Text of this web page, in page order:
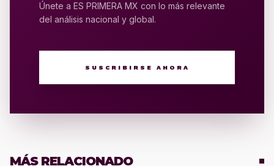
Únete a ES PRIMERA MX con lo más relevante
del análisis nacional y global.
SUSCRIBIRSE AHORA
MÁS RELACIONADO